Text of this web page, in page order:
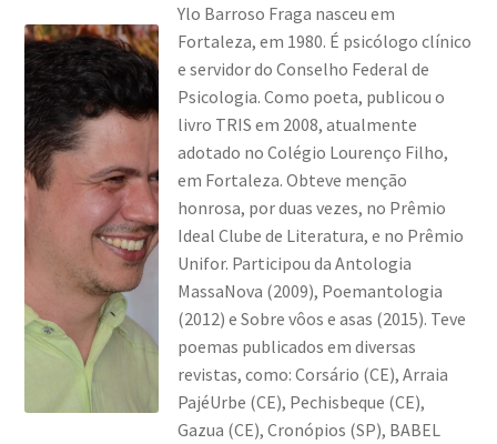
Ylo Barroso Fraga nasceu em
Fortaleza, em 1980. É psicólogo clínico
e servidor do Conselho Federal de
Psicologia. Como poeta, publicou o
livro TRIS em 2008, atualmente
adotado no Colégio Lourenço Filho,
em Fortaleza. Obteve menção
honrosa, por duas vezes, no Prêmio
Ideal Clube de Literatura, e no Prêmio
Unifor. Participou da Antologia
MassaNova (2009), Poemantologia
(2012) e Sobre vôos e asas (2015). Teve
poemas publicados em diversas
revistas, como: Corsário (CE), Arraia
PajéUrbe (CE), Pechisbeque (CE),
Gazua (CE), Cronópios (SP), BABEL